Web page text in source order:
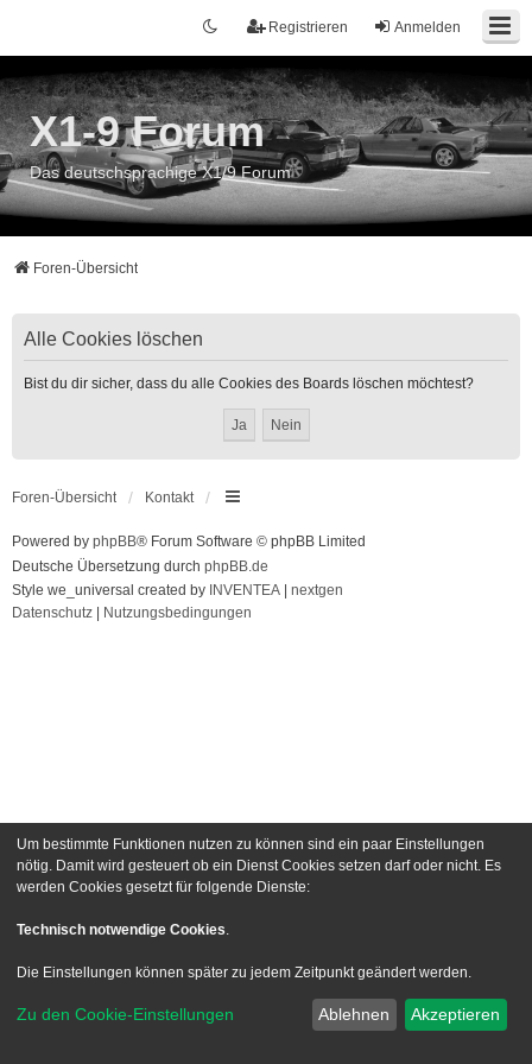
Anmelden
Registrieren
X1-9 Forum
Das deutschsprachige X1/9 Forum
Foren-Übersicht
Alle Cookies löschen
Bist du dir sicher, dass du alle Cookies des Boards löschen möchtest?
Foren-Übersicht Kontakt
Powered by phpBB® Forum Software © phpBB Limited
Deutsche Übersetzung durch phpBB.de
Style we_universal created by INVENTEA
nextgen
Datenschutz
Nutzungsbedingungen
Um bestimmte Funktionen nutzen zu können sind ein paar Einstellungen
nötig. Damit wird gesteuert ob ein Dienst Cookies setzen darf oder nicht. Es
werden Cookies gesetzt für folgende Dienste:
Technisch notwendige Cookies.
Die Einstellungen können später zu jedem Zeitpunkt geändert werden.
Zu den Cookie-Einstellungen Ablehnen Akzeptieren